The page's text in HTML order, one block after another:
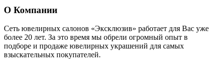
О Компании
Сеть ювелирных салонов «Эксклюзив» работает для Вас уже
более 20 лет. За это время мы обрели огромный опыт в
подборе и продаже ювелирных украшений для самых
взыскательных покупателей.